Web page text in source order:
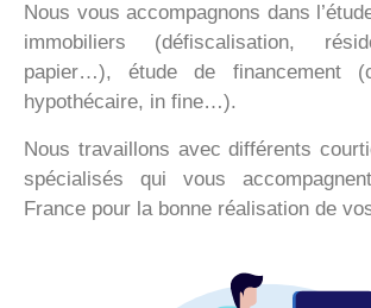
Nous vous accompagnons dans
immobiliers (défiscalisation,
papier…), étude de financement
hypothécaire, in fine…).
Nous travaillons avec différents
spécialisés qui vous
France pour la bonne réalisation de